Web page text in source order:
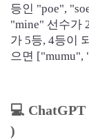
등인 "poe",
"mine" 선수가
가 5등, 4등이
으면 ["mumu",
💻
)